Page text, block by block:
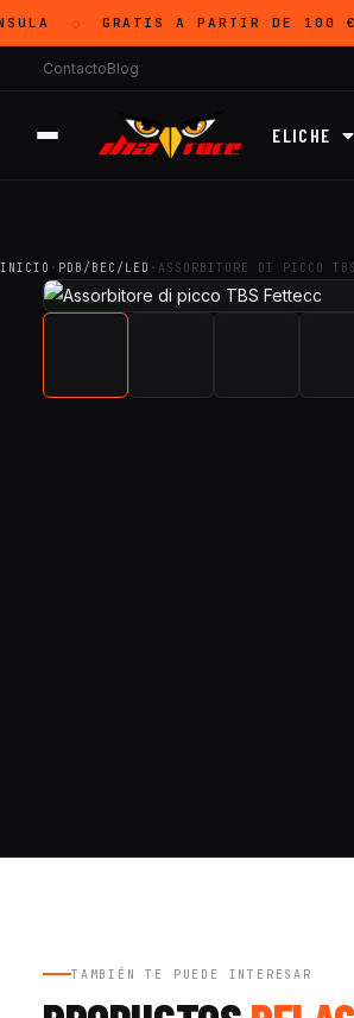
GRATIS A PARTIR DE 100 €
ContactoBlog
ELICHE
INICIO · PDB/BEC/LED · ASSORBITORE DI PICCO
TAMBIÉN TE PUEDE INTERESAR